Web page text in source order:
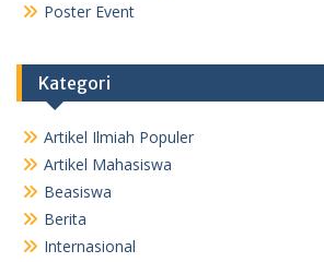
Poster Event
Kategori
Artikel Ilmiah Populer
Artikel Mahasiswa
Beasiswa
Berita
Internasional